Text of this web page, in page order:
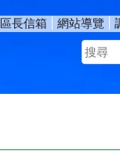
區長信箱 網站導覽